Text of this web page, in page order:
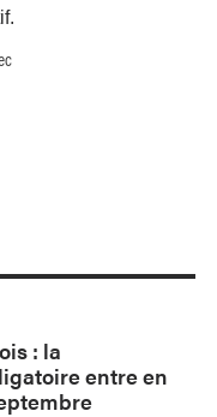
: la
entre en